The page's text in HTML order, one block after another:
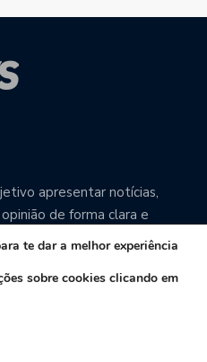
apresentar notícias,
de forma clara e
certeza que o
fonte de informação
te dar a melhor experiência
sobre cookies clicando em